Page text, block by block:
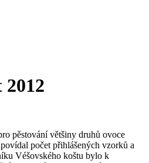
2012
pěstování většiny druhů ovoce
počet přihlášených vzorků a
Véšovského koštu bylo k